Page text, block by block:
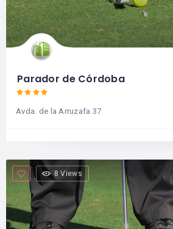
Parador de Córdoba
Avda. de la Arruzafa 37
8 Views